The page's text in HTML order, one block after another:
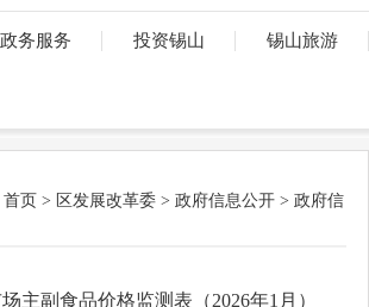
政务服务 投资锡山 锡山旅游
首页 > 区发展改革委 > 政府信息公开 > 政府信
主副食品价格监测表（2026年1月）